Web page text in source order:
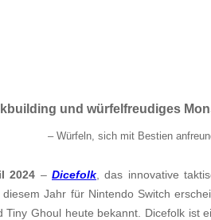
und würfelfreudiges
– Würfeln, sich mit Bestien
2024 –Dicefolk , das innovative
Jahr für Nintendo Switch
Tiny Ghoul heute bekannt. Dicefolk ist